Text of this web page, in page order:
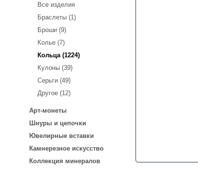
Все изделия
Браслеты (1)
Броши (9)
Колье (7)
Кольца (1224)
Кулоны (39)
Серьги (49)
Другое (12)
Арт-монеты
Шнуры и цепочки
Ювелирные вставки
Камнерезное искусство
Коллекция минералов